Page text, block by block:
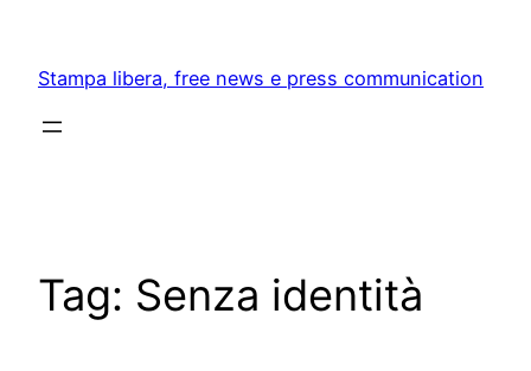
content
Stampa libera, free news e press communication
Tag: Senza identità